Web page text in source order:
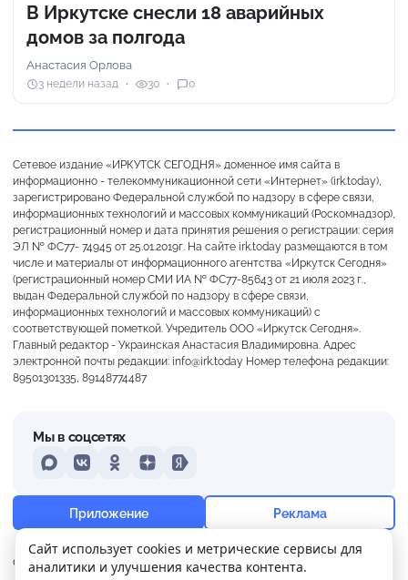
+22° Преимущественно ясно
Ощущается как +22
3 м/с 759 мм
В Иркутске снесли 18 аварийных
домов за полгода
Анастасия Орлова
3 недели назад 30 0
Сетевое издание «ИРКУТСК СЕГОДНЯ» доменное имя сайта в
информационно - телекоммуникационной сети «Интернет» (irk.today),
зарегистрировано Федеральной службой по надзору в сфере связи,
информационных технологий и массовых коммуникаций (Роскомнадзор),
регистрационный номер и дата принятия решения о регистрации: серия
ЭЛ № ФС77- 74945 от 25.01.2019г. На сайте irk.today размещаются в том
числе и материалы от информационного агентства «Иркутск Сегодня»
(регистрационный номер СМИ ИА № ФС77-85643 от 21 июля 2023 г.,
выдан Федеральной службой по надзору в сфере связи,
информационных технологий и массовых коммуникаций) с
соответствующей пометкой. Учредитель ООО «Иркутск Сегодня».
Главный редактор - Украинская Анастасия Владимировна. Адрес
электронной почты редакции: info@irk.today Номер телефона редакции:
89501301335, 89148774487
О нас Контакты Прислать новость
Мы в соцсетях
MAXVKontakteOdnoklassniki
DzenYandex
Приложение Реклама
Сайт использует cookies и метрические сервисы для
аналитики и улучшения качества контента.